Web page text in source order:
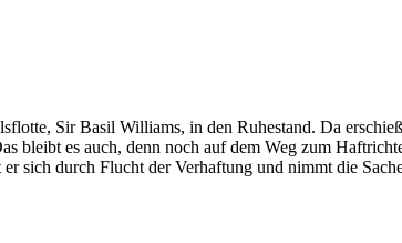
Sir Basil Williams, in den Ruhestand. Da
bleibt es auch, denn noch auf dem Weg zum
sich durch Flucht der Verhaftung und nimmt die